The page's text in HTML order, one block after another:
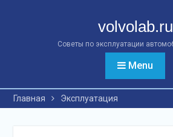
volvolab.ru
Советы по эксплуатации
Menu
Главная Эксплуатация